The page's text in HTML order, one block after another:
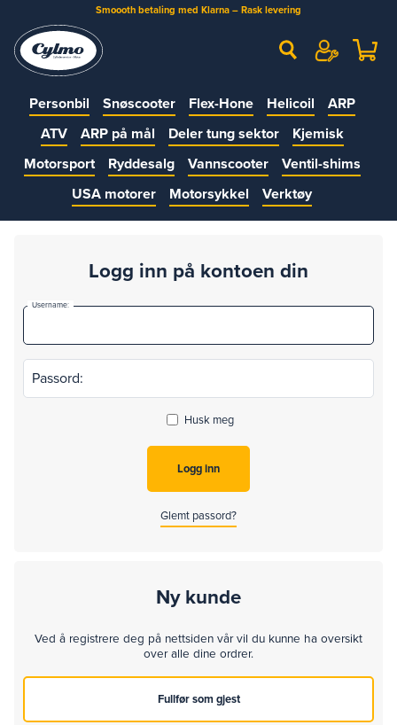
Smoooth betaling med Klarna – Rask levering
Personbil Snøscooter Flex-Hone Helicoil
ARP
ATV
ARP på mål Deler tung sektor
Kjemisk
Motorsport
Ryddesalg Vannscooter
Ventil-shims
USA motorer
Motorsykkel Verktøy
Logg inn på kontoen din
Username:
Passord:
Husk meg
Glemt passord?
Ny kunde
Ved å registrere deg på nettsiden vår vil du kunne ha oversikt
over alle dine ordrer.